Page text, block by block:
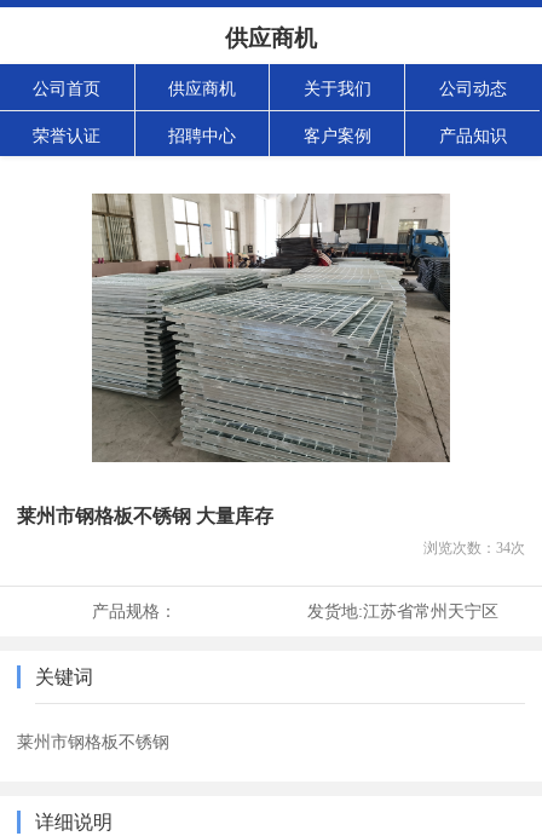
供应商机
公司首页 供应商机 关于我们 公司动态
荣誉认证 招聘中心 客户案例 产品知识
莱州市钢格板不锈钢 大量库存
浏览次数： 34次
产品规格： 发货地:江苏省常州天宁区
关键词
莱州市钢格板不锈钢
详细说明